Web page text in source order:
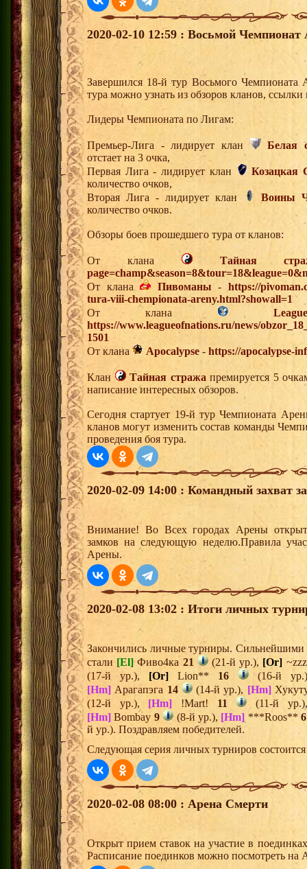
2020-02-10 12:59 : Восьмой
Завершился 18-й тур Восьмого
тура можно узнать из обзоров кланов,
Лидеры Чемпионата по Лигам:
Премьер-Лига - лидирует клан
Белая
отстает на 3 очка,
Первая Лига - лидирует клан
Козацкая
количество очков,
Вторая Лига - лидирует клан
Воины
количество очков.
Обзоры боев прошедшего тура от кланов:
От клана
Тайная
От клана
Пивоманы -https://
tura-viii-chempionata-areny.html?showall=1
От клана
https://www.leagueofnations.ru/news/
1501
От клана
Apocalypse - https://apocalypse-
Клан Тайная стража премируется 5
написание интересных обзоров.
Сегодня стартует 19-й тур Чемпионата
кланов могут изменить состав команды
проведения боя тура.
2020-02-09 14:00 : Командный захват
Внимание! Во Всех городах Арены
замков на следующую неделю.Правила
Арены.
2020-02-08 13:02 : Итоги личных
Закончились личные турниры. Сильнейшими
стали [El]Фиво4ка 21 (21-й ур.), [Or]
(17-й ур.), [Or]Lion** 16
(16-й
[Hm] Арагапэга 14 (14-й ур.), [Hm]
(12-й ур.), [Hm] !Mart! 11
(11-й
[Hm] Bombay 9 (8-й ур.), [Hm] ***Roos** 6
й ур.). Поздравляем победителей.
Следующая серия личных турниров состоится
2020-02-08 08:00 : Арена Смерти
Открыт прием ставок на участие в
Расписание поединков можно посмотреть на